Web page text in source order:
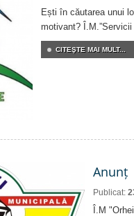
Ești în căutarea unui
motivant?
CITEŞTE MAI MULT...
Anunț
Publicat:
Î.M